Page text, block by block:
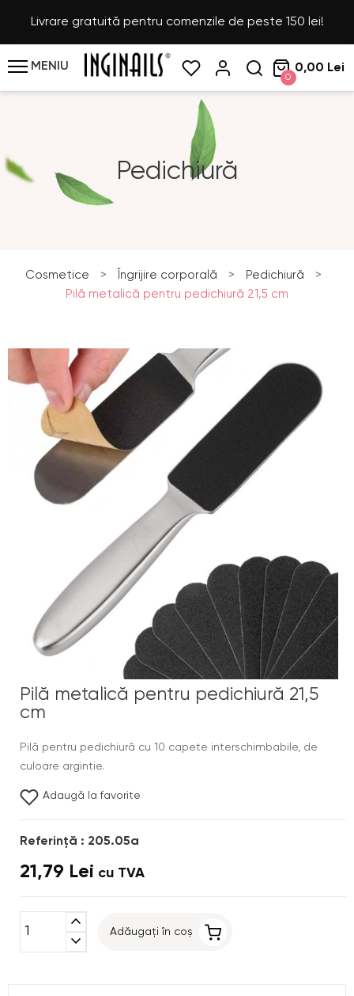
Livrare gratuită pentru comenzile de peste 150 lei!
MENIU
0
0,00 Lei
Pedichiură
Cosmetice > Îngrijire corporală > Pedichiură
>
Pilă metalică pentru pedichiură 21,5 cm
Pilă metalică pentru pedichiură 21,5
cm
Pilă pentru pedichiură cu 10 capete interschimbabile, de
culoare argintie.
Adaugă la favorite
Referinţă : 205.05a
21,79 Lei cu TVA
expand_less
expand_more
Adăugați în coș